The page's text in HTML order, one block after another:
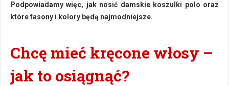
Podpowiadamy więc, jak nosić damskie koszulki polo oraz
które fasony i kolory będą najmodniejsze.
Chcę mieć kręcone włosy –
jak to osiągnąć?